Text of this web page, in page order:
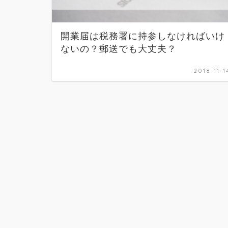
開業届は税務署に持参しなければいけ
ないの？郵送でも大丈夫？
2018-11-